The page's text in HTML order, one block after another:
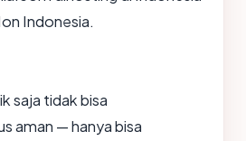
Indonesia.
saja tidak bisa
aman — hanya bisa